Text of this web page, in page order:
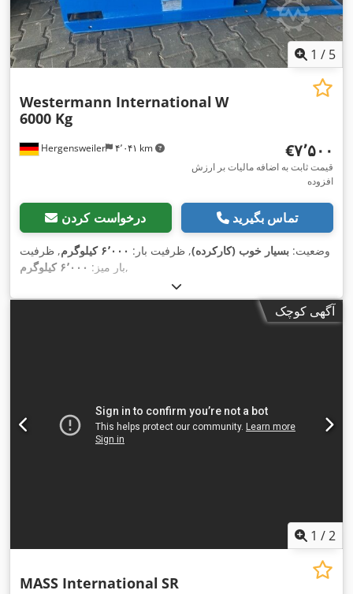
1 / 5
Hergensweiler ۴٬۰۴۱ km
Westermann International W
6000 Kg
‎€۷٬۵۰۰
قیمت ثابت به اضافه مالیات بر ارزش
افزوده
درخواست کردن تماس بگیرید
وضعیت: بسیار خوب (کارکرده), ظرفیت بار: ۶٬۰۰۰ کیلوگرم
, ظرفیت
بار میز: ۶٬۰۰۰ کیلوگرم ,
آگهی کوچک
1 /2
MASS International SR